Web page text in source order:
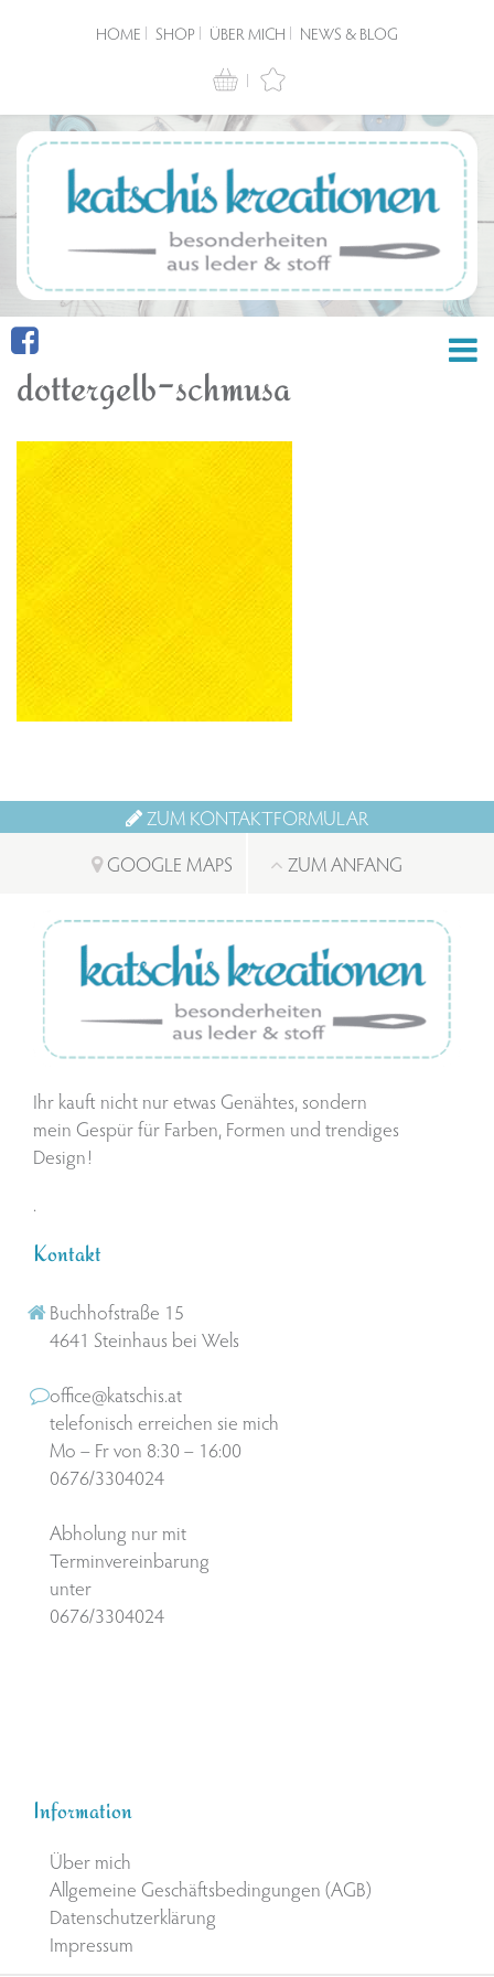
HOME SHOP ÜBER MICH NEWS & BLOG
dottergelb-schmusa
ZUM KONTAKTFORMULAR
GOOGLE MAPS
ZUM ANFANG
Ihr kauft nicht nur etwas Genähtes, sondern
mein Gespür für Farben, Formen und trendiges
Design!
.
Kontakt
Buchhofstraße 15
4641 Steinhaus bei Wels
office@katschis.at
telefonisch erreichen sie mich
Mo – Fr von 8:30 – 16:00
0676/3304024
Abholung nur mit
Terminvereinbarung
unter
0676/3304024
Information
Über mich
Allgemeine Geschäftsbedingungen (AGB)
Datenschutzerklärung
Impressum